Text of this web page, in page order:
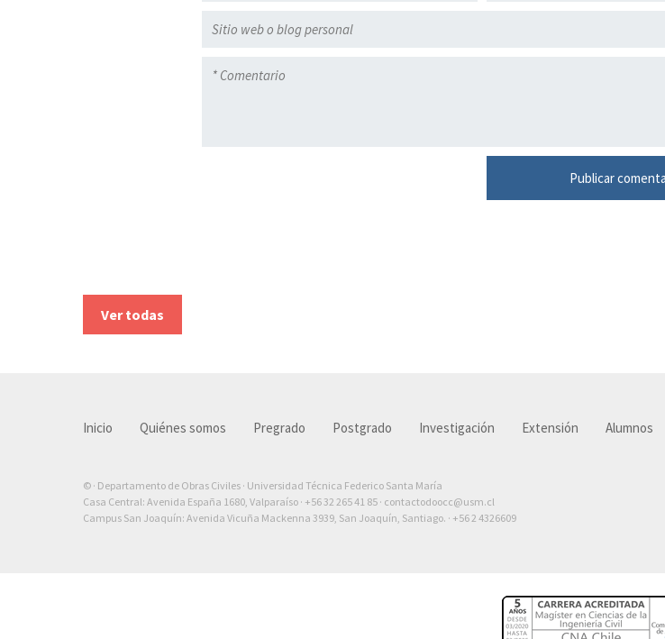
Ver todas
Inicio Quiénes somos Pregrado Postgrado Investigación Extensión Alumnos
© · Departamento de Obras Civiles · Universidad Técnica Federico Santa María
Casa Central: Avenida España 1680, Valparaíso · +56 32 265 41 85 · contactodoocc@usm.cl
Campus San Joaquín: Avenida Vicuña Mackenna 3939, San Joaquín, Santiago. · +56 2 4326609